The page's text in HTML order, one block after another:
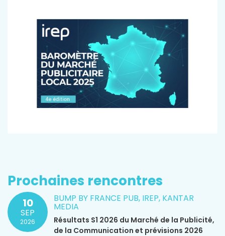
Prochaines rencontres
10
SEP
2026
BUMP BY FRANCE PUB, IREP, KANTAR
MEDIA
Résultats S1 2026 du Marché de la Publicité,
de la Communication et prévisions 2026